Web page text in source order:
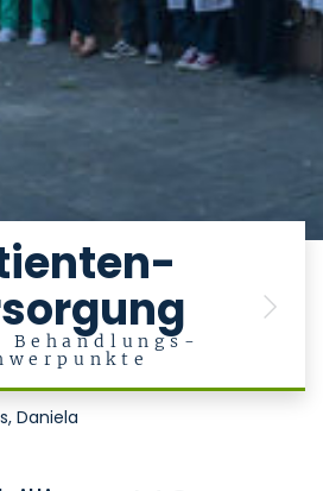
Behandlungs-
Next
und Psychosomatik
Daniela